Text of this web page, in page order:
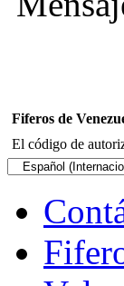
Fiferos de
El código de